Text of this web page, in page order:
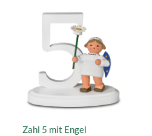
Zahl 5 mit Engel